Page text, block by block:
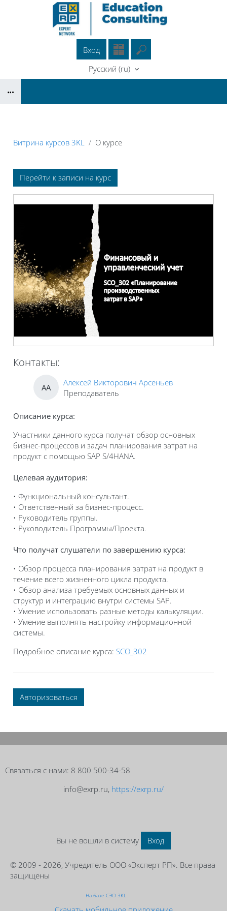
Перейти к основному содержанию
Вход
Русский ‎(ru)‎
Витрина курсов 3KL О курсе
Блоки
Перейти к записи на курс
Контакты:
АА
Алексей Викторович Арсеньев
Преподаватель
Описание курса:
Участники данного курса получат обзор основных
бизнес-процессов и задач планирования затрат на
продукт с помощью SAP S/4HANA.
Целевая аудитория:
• Функциональный консультант.
• Ответственный за бизнес-процесс.
• Руководитель группы.
• Руководитель Программы/Проекта.
Что получат слушатели по завершению курса:
• Обзор процесса планирования затрат на продукт в
течение всего жизненного цикла продукта.
• Обзор анализа требуемых основных данных и
структур и интеграцию внутри системы SAP.
• Умение использовать разные методы калькуляции.
• Умение выполнять настройку информационной
системы.
Подробное описание курса: SCO_302
Авторизоваться
Связаться с нами: 8 800 500-34-58
info@exrp.ru, https://exrp.ru/
Вы не вошли в систему Вход
© 2009 - 2026, Учредитель ООО «Эксперт РП». Все права
защищены
На базе СЭО 3KL